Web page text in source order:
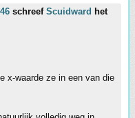
schreef Scuidward het
x-waarde ze in een van die